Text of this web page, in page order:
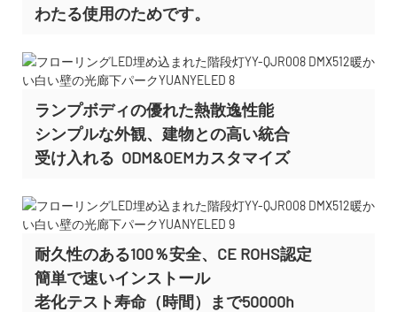
わたる使用のためです。
ランプボディの優れた熱散逸性能
シンプルな外観、建物との高い統合
受け入れる ODM&OEMカスタマイズ
耐久性のある100％安全、CE ROHS認定
簡単で速いインストール
老化テスト寿命（時間）まで50000h